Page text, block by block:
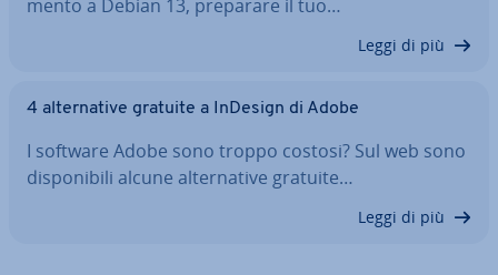
men­to a Debian 13, preparare il tuo…
Leggi di più
4 al­ter­na­ti­ve gratuite a InDesign di Adobe
I software Adobe sono troppo costosi? Sul web sono
di­spo­ni­bi­li alcune al­ter­na­ti­ve gratuite…
Leggi di più